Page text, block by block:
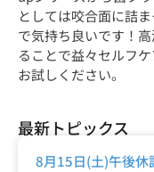
としては咬合面に詰
で気持ち良いです！
ることで益々セルフ
お試しください。
最新トピックス
8月15日(土)午後休